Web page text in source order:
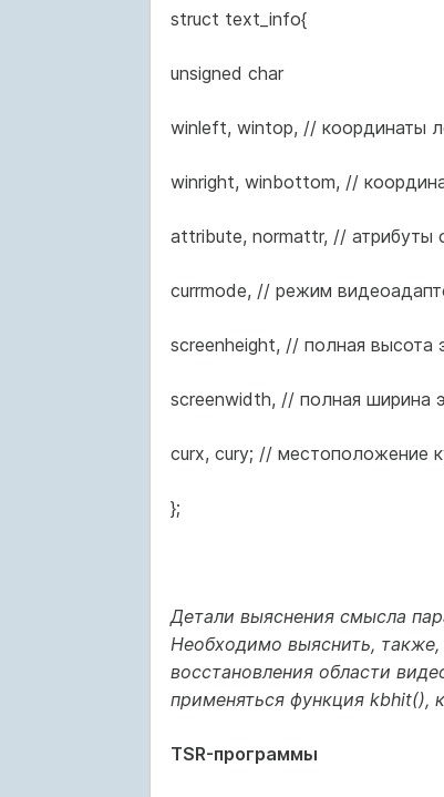
struct text_info{
unsigned char
winleft, wintop, // координаты
winright, winbottom, //
attribute, normattr, // атрибуты
currmode, // режим
screenheight, // полная высота
screenwidth, // полная ширина
curx, cury; // местоположение
};
Детали выяснения смысла
Необходимо выяснить,
восстановления области
применяться функция kbhit(),
TSR-программы